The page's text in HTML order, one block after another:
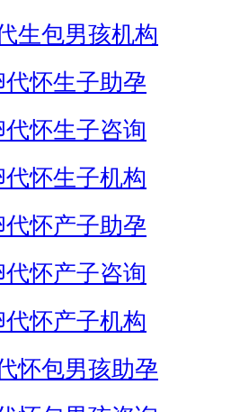
生包男孩机构
怀生子助孕
怀生子咨询
怀生子机构
怀产子助孕
怀产子咨询
怀产子机构
怀包男孩助孕